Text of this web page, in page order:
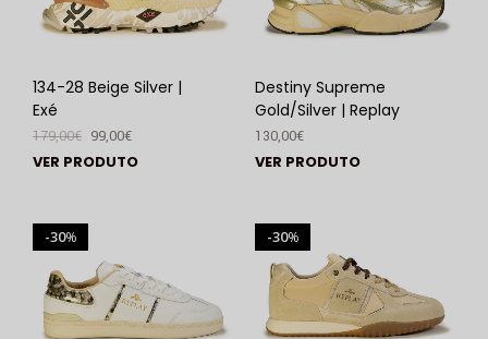
134-28 Beige Silver |
Exé
179,00€ 99,00€
VER PRODUTO
Destiny Supreme
Gold/Silver | Replay
130,00€
VER PRODUTO
%
30 %
30